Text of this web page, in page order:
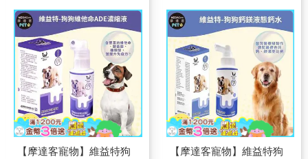
【摩達客寵物】維益特狗
【摩達客寵物】維益特狗